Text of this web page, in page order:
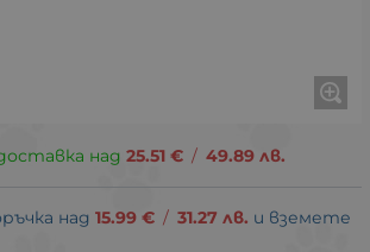
над 25.51 € / 49.89 лв.
над 15.99 € / 31.27 лв. и вземете